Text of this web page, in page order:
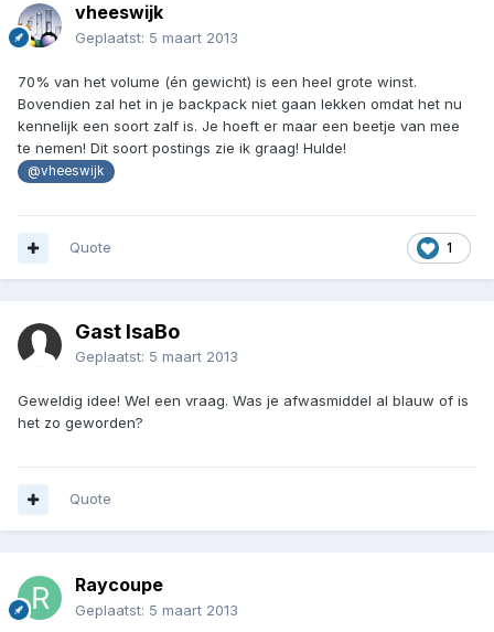
vheeswijk
Geplaatst: 5 maart 2013
70% van het volume (én gewicht) is een heel grote winst.
Bovendien zal het in je backpack niet gaan lekken omdat het nu
kennelijk een soort zalf is. Je hoeft er maar een beetje van mee
te nemen! Dit soort postings zie ik graag! Hulde!
@vheeswijk
1
Quote
Gast IsaBo
Geplaatst: 5 maart 2013
Geweldig idee! Wel een vraag. Was je afwasmiddel al blauw of is
het zo geworden?
Quote
Raycoupe
Geplaatst: 5 maart 2013